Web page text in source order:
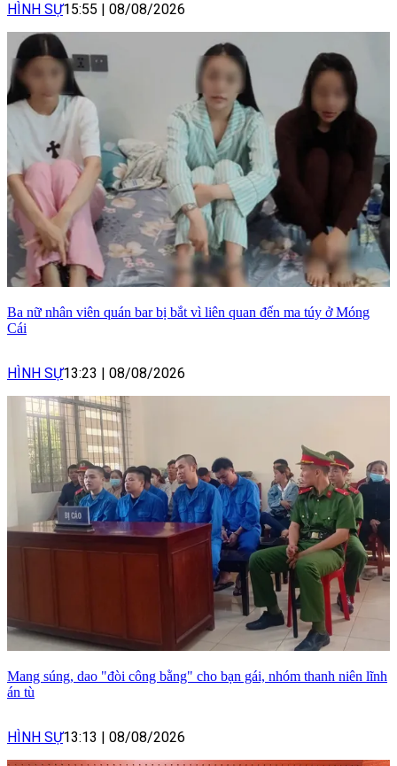
HÌNH SỰ15:55 08/08/2026
Ba nữ nhân viên quán bar bị bắt vì liên quan đến ma túy ở Móng
Cái
HÌNH SỰ13:23 08/08/2026
Mang súng, dao "đòi công bằng" cho bạn gái, nhóm thanh niên lĩnh
án tù
HÌNH SỰ13:13 08/08/2026